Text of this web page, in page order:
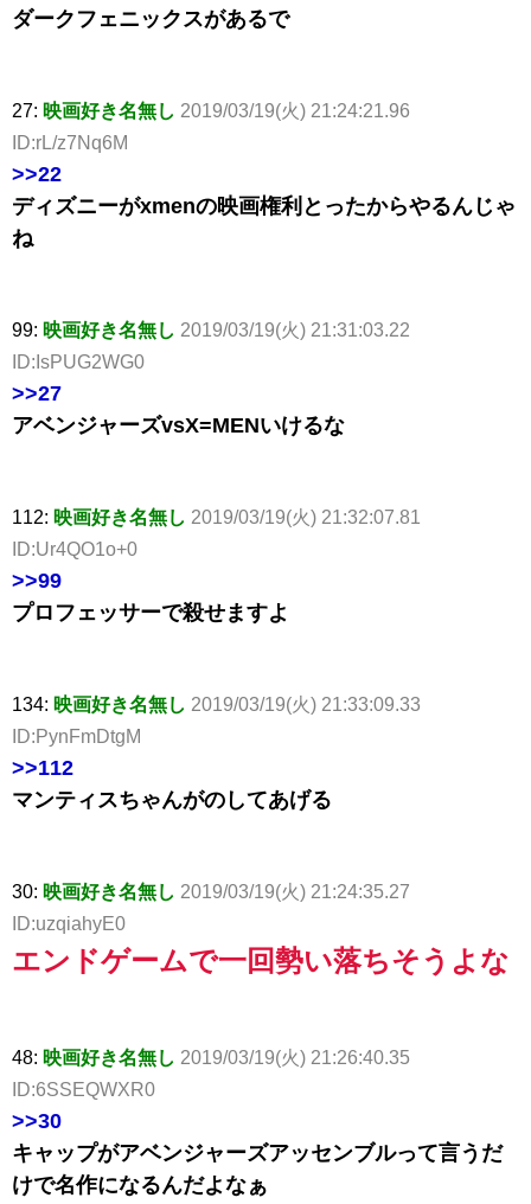
ダークフェニックスがあるで
27: 映画好き名無し 2019/03/19(火) 21:24:21.96
ID:rL/z7Nq6M
>>22
ディズニーがxmenの映画権利とったからやるんじゃ
ね
99: 映画好き名無し 2019/03/19(火) 21:31:03.22
ID:IsPUG2WG0
>>27
アベンジャーズvsX=MENいけるな
112: 映画好き名無し 2019/03/19(火) 21:32:07.81
ID:Ur4QO1o+0
>>99
プロフェッサーで殺せますよ
134: 映画好き名無し 2019/03/19(火) 21:33:09.33
ID:PynFmDtgM
>>112
マンティスちゃんがのしてあげる
30: 映画好き名無し 2019/03/19(火) 21:24:35.27
ID:uzqiahyE0
エンドゲームで一回勢い落ちそうよな
48: 映画好き名無し 2019/03/19(火) 21:26:40.35
ID:6SSEQWXR0
>>30
キャップがアベンジャーズアッセンブルって言うだ
けで名作になるんだよなぁ